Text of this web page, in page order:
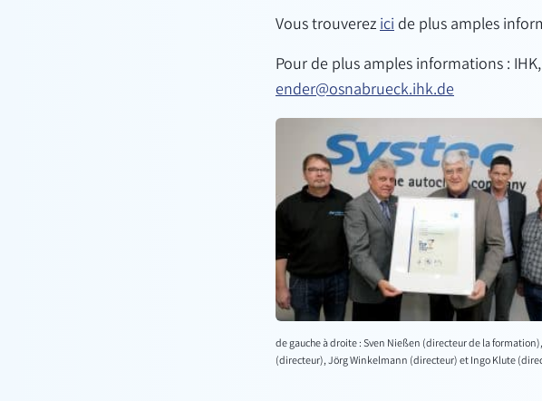
Vous trouverezicide plus amples
Pour de plus amples informations :
ender@osnabrueck.ihk.de
de gauche à droite : Sven Nießen (directeur de la
(directeur), Jörg Winkelmann (directeur) et Ingo Klute